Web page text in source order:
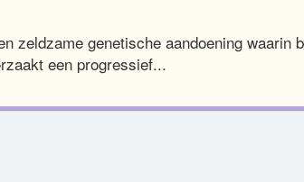
zeldzame genetische aandoening waarin
een progressief...